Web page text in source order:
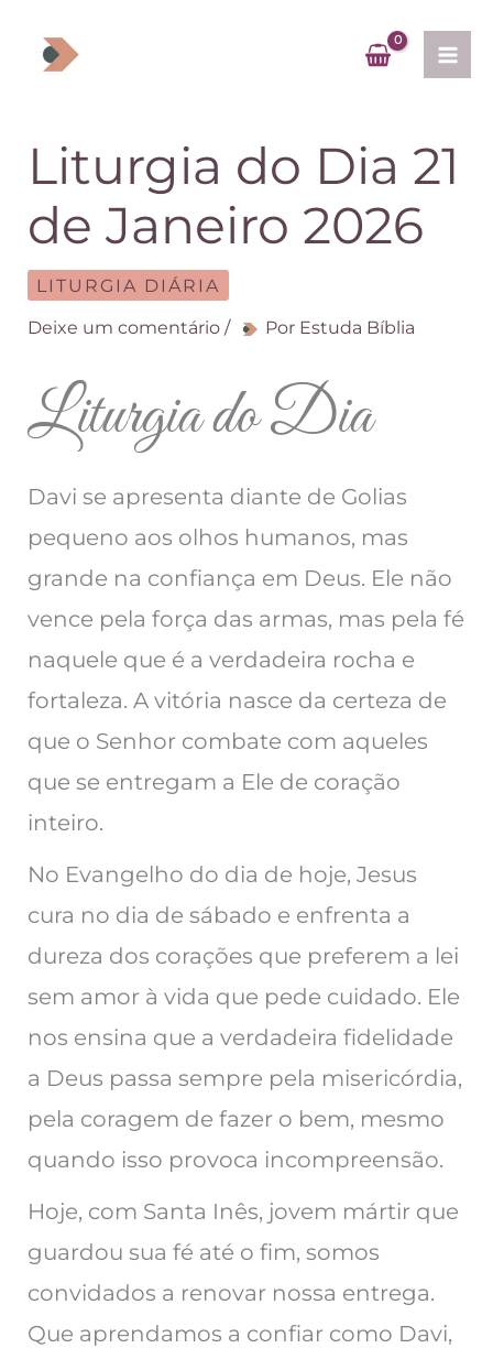
Liturgia do Dia 21
de Janeiro 2026
LITURGIA DIÁRIA
Deixe um comentário / Por Estuda Bíblia
Liturgia do Dia
Davi se apresenta diante de Golias
pequeno aos olhos humanos, mas
grande na confiança em Deus. Ele não
vence pela força das armas, mas pela fé
naquele que é a verdadeira rocha e
fortaleza. A vitória nasce da certeza de
que o Senhor combate com aqueles
que se entregam a Ele de coração
inteiro.
No Evangelho do dia de hoje, Jesus
cura no dia de sábado e enfrenta a
dureza dos corações que preferem a lei
sem amor à vida que pede cuidado. Ele
nos ensina que a verdadeira fidelidade
a Deus passa sempre pela misericórdia,
pela coragem de fazer o bem, mesmo
quando isso provoca incompreensão.
Hoje, com Santa Inês, jovem mártir que
guardou sua fé até o fim, somos
convidados a renovar nossa entrega.
Que aprendamos a confiar como Davi,